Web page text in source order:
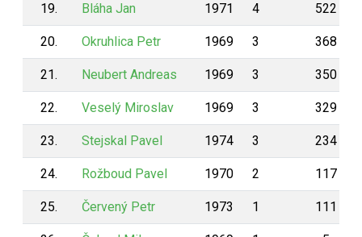
19. Bláha Jan 1971 4 522
20. Okruhlica Petr 1969 3 368
21. Neubert Andreas 1969 3 350
22. Veselý Miroslav 1969 3 329
23. Stejskal Pavel 1974 3 234
24. Rožboud Pavel 1970 2 117
25. Červený Petr 1973 1 111